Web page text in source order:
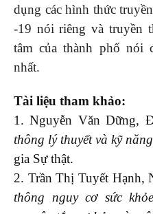
dụng các hình thức
-19 nói riêng và truyền
tâm của thành phố nói
nhất.
Tài liệu tham khảo:
1. Nguyễn Văn Dững,
thông lý thuyết và kỹ
gia Sự thật.
2. Trần Thị Tuyết Hạnh,
thông nguy cơ sức